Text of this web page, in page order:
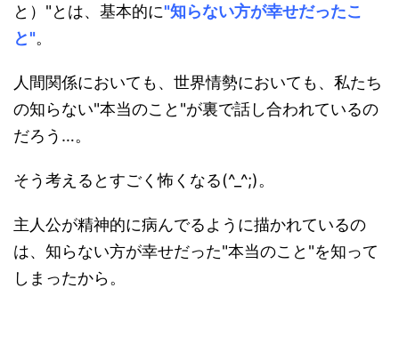
と）"とは、基本的に"知らない方が幸せだったこ
と"。
人間関係においても、世界情勢においても、私たち
の知らない"本当のこと"が裏で話し合われているの
だろう…。
そう考えるとすごく怖くなる(^_^;)。
主人公が精神的に病んでるように描かれているの
は、知らない方が幸せだった"本当のこと"を知って
しまったから。